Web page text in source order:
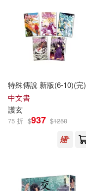
特殊傳說 新版(6-10)(完)
中文書
護玄
75 折 $937 $1250